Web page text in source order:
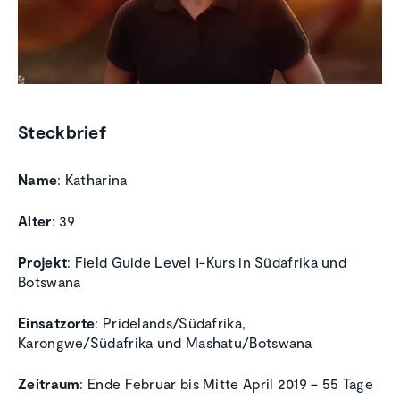
Steckbrief
Name: Katharina
Alter: 39
Projekt: Field Guide Level 1-Kurs in Südafrika und
Botswana
Einsatzorte: Pridelands/Südafrika,
Karongwe/Südafrika und Mashatu/Botswana
Zeitraum: Ende Februar bis Mitte April 2019 – 55 Tage